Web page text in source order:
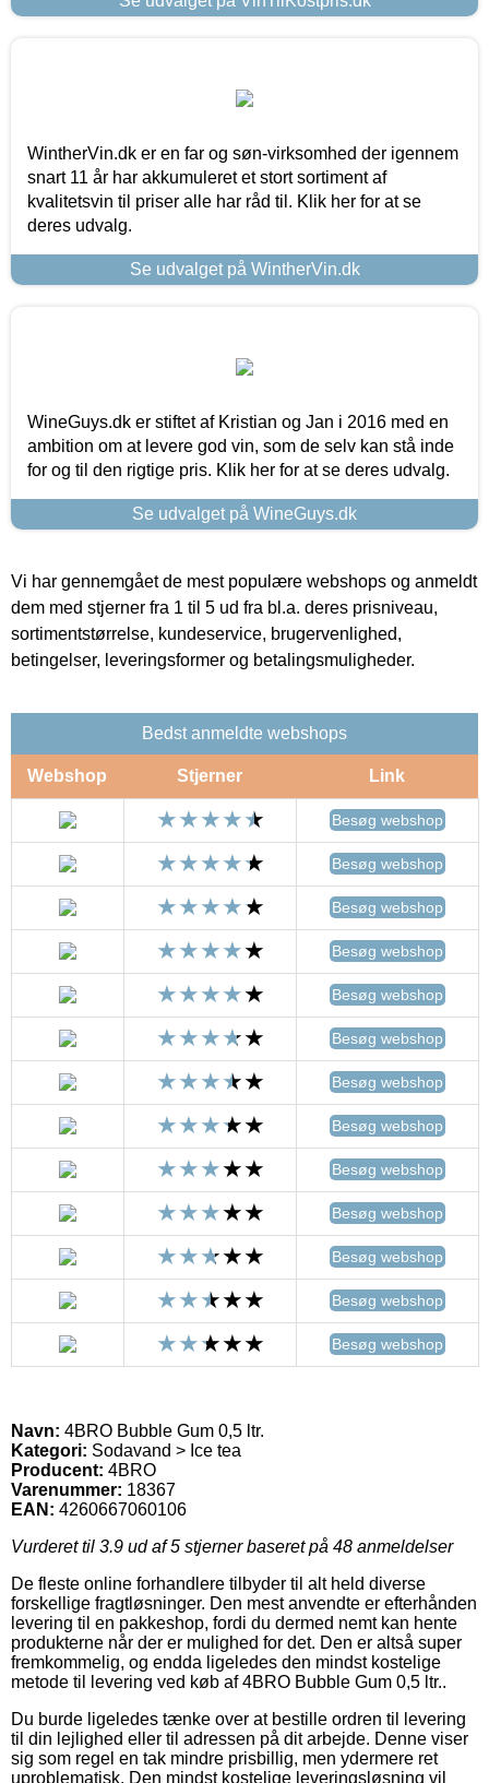
WintherVin.dk er en far og søn-virksomhed der igennem
snart 11 år har akkumuleret et stort sortiment af
kvalitetsvin til priser alle har råd til. Klik her for at se
deres udvalg.
Se udvalget på WintherVin.dk
WineGuys.dk er stiftet af Kristian og Jan i 2016 med en
ambition om at levere god vin, som de selv kan stå inde
for og til den rigtige pris. Klik her for at se deres udvalg.
Se udvalget på WineGuys.dk
Vi har gennemgået de mest populære webshops og anmeldt
dem med stjerner fra 1 til 5 ud fra bl.a. deres prisniveau,
sortimentstørrelse, kundeservice, brugervenlighed,
betingelser, leveringsformer og betalingsmuligheder.
Bedst anmeldte webshops
Webshop Stjerner Link
Besøg webshop
Besøg webshop
Besøg webshop
Besøg webshop
Besøg webshop
Besøg webshop
Besøg webshop
Besøg webshop
Besøg webshop
Besøg webshop
Besøg webshop
Besøg webshop
Besøg webshop
Navn: 4BRO Bubble Gum 0,5 ltr.
Kategori: Sodavand > Ice tea
Producent: 4BRO
Varenummer: 18367
EAN: 4260667060106
Vurderet til 3.9 ud af 5 stjerner baseret på 48 anmeldelser
De fleste online forhandlere tilbyder til alt held diverse
forskellige fragtløsninger. Den mest anvendte er efterhånden
levering til en pakkeshop, fordi du dermed nemt kan hente
produkterne når der er mulighed for det. Den er altså super
fremkommelig, og endda ligeledes den mindst kostelige
metode til levering ved køb af 4BRO Bubble Gum 0,5 ltr..
Du burde ligeledes tænke over at bestille ordren til levering
til din lejlighed eller til adressen på dit arbejde. Denne viser
sig som regel en tak mindre prisbillig, men ydermere ret
uproblematisk. Den mindst kostelige leveringsløsning vil